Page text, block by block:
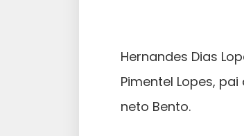
Hernandes Dias
Pimentel Lopes,
neto Bento.